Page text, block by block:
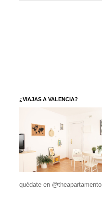
¿VIAJAS A VALENCIA?
quédate en @theapartamento